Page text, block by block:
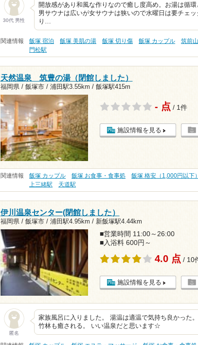
30代 男性
開放感があり和風な作りなので癒し度高め。お湯は循環
男サウナは広いが女サウナは狭いので水曜日は要チェ
り…
関連情報 飯塚 宿泊 飯塚 美肌の湯 飯塚 切り傷 飯塚 カップル 筑前
門松駅
天然温泉 筑豊の湯（閉館しました）
福岡県 / 飯塚市 / 浦田駅3.55km / 飯塚駅415m
- 点 / 1件
施設情報を見る
関連情報 飯塚 カップル 飯塚 お食事・食事処 飯塚 格安（1,000円以下）
上三緒駅
天道駅
伊川温泉センター(閉館しました）
福岡県 / 飯塚市 / 浦田駅4.95km / 新飯塚駅4.44km
■営業時間 11:00～26:00
■入浴料 600円～
4.0 点 / 10
施設情報を見る
匿名
家族風呂に入りました。 湯温は適温で気持ち良かった
竹林も癒される。 いい温泉だと思います☆